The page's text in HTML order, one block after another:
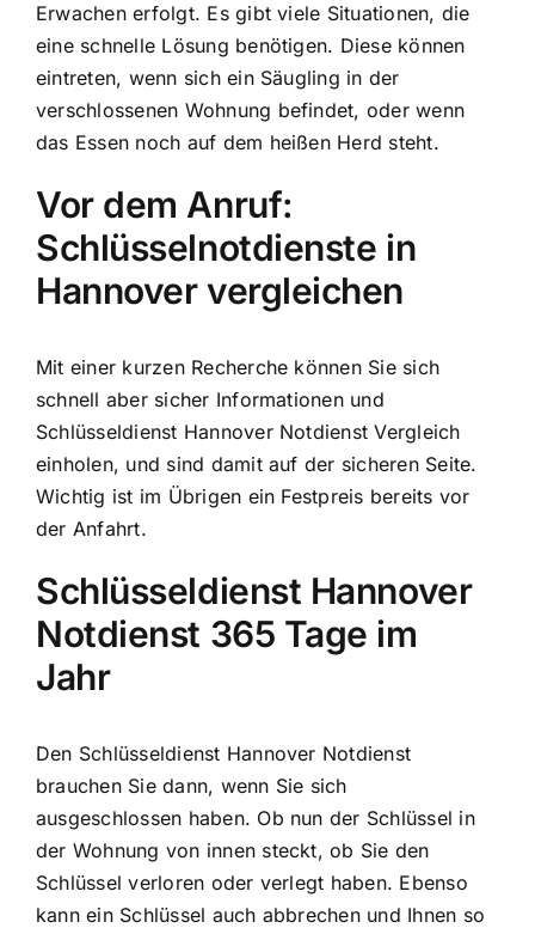
Erwachen erfolgt. Es gibt viele Situationen, die
eine schnelle Lösung benötigen. Diese können
eintreten, wenn sich ein Säugling in der
verschlossenen Wohnung befindet, oder wenn
das Essen noch auf dem heißen Herd steht.
Vor dem Anruf:
Schlüsselnotdienste in
Hannover vergleichen
Mit einer kurzen Recherche können Sie sich
schnell aber sicher Informationen und
Schlüsseldienst Hannover Notdienst Vergleich
einholen, und sind damit auf der sicheren Seite.
Wichtig ist im Übrigen ein Festpreis bereits vor
der Anfahrt.
Schlüsseldienst Hannover
Notdienst 365 Tage im
Jahr
Den Schlüsseldienst Hannover Notdienst
brauchen Sie dann, wenn Sie sich
ausgeschlossen haben. Ob nun der Schlüssel in
der Wohnung von innen steckt, ob Sie den
Schlüssel verloren oder verlegt haben. Ebenso
kann ein Schlüssel auch abbrechen und Ihnen so